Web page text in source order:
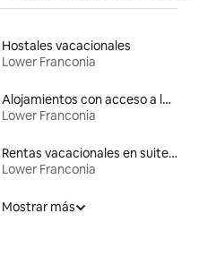
Hostales vacacionales
Lower Franconia
Alojamientos con acceso a la playa
Lower Franconia
Rentas vacacionales en suites privadas
Lower Franconia
Mostrar más